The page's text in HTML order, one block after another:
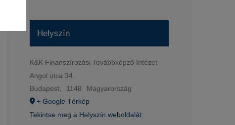
Helyszín
K&K Finanszírozási Továbbképző Intézet
Angol utca 34.
Budapest
1148
Magyarország
+ Google Térkép
Tekintse meg a Helyszín weboldalát